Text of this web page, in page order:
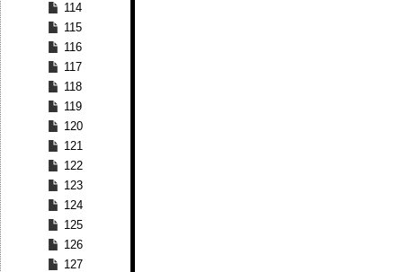
114
115
116
117
118
119
120
121
122
123
124
125
126
127